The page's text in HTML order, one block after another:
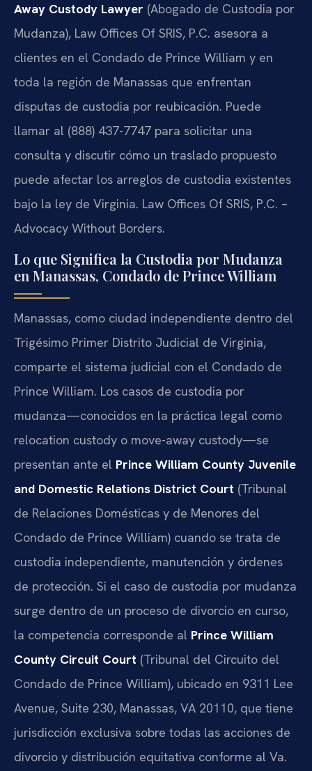
Away Custody Lawyer (Abogado de Custodia por
Mudanza), Law Offices Of SRIS, P.C. asesora a
clientes en el Condado de Prince William y en
toda la región de Manassas que enfrentan
disputas de custodia por reubicación. Puede
llamar al (888) 437-7747 para solicitar una
consulta y discutir cómo un traslado propuesto
puede afectar los arreglos de custodia existentes
bajo la ley de Virginia. Law Offices Of SRIS, P.C. –
Advocacy Without Borders.
Lo que Significa la Custodia por Mudanza
en Manassas, Condado de Prince William
Manassas, como ciudad independiente dentro del
Trigésimo Primer Distrito Judicial de Virginia,
comparte el sistema judicial con el Condado de
Prince William. Los casos de custodia por
mudanza—conocidos en la práctica legal como
relocation custody o move-away custody—se
presentan ante el Prince William County Juvenile
and Domestic Relations District Court (Tribunal
de Relaciones Domésticas y de Menores del
Condado de Prince William) cuando se trata de
custodia independiente, manutención y órdenes
de protección. Si el caso de custodia por mudanza
surge dentro de un proceso de divorcio en curso,
la competencia corresponde al Prince William
County Circuit Court (Tribunal del Circuito del
Condado de Prince William), ubicado en 9311 Lee
Avenue, Suite 230, Manassas, VA 20110, que tiene
jurisdicción exclusiva sobre todas las acciones de
divorcio y distribución equitativa conforme al Va.